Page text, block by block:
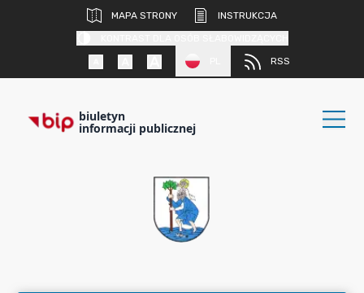
MAPA STRONY
INSTRUKCJA
RSS
biuletyn
informacji publicznej